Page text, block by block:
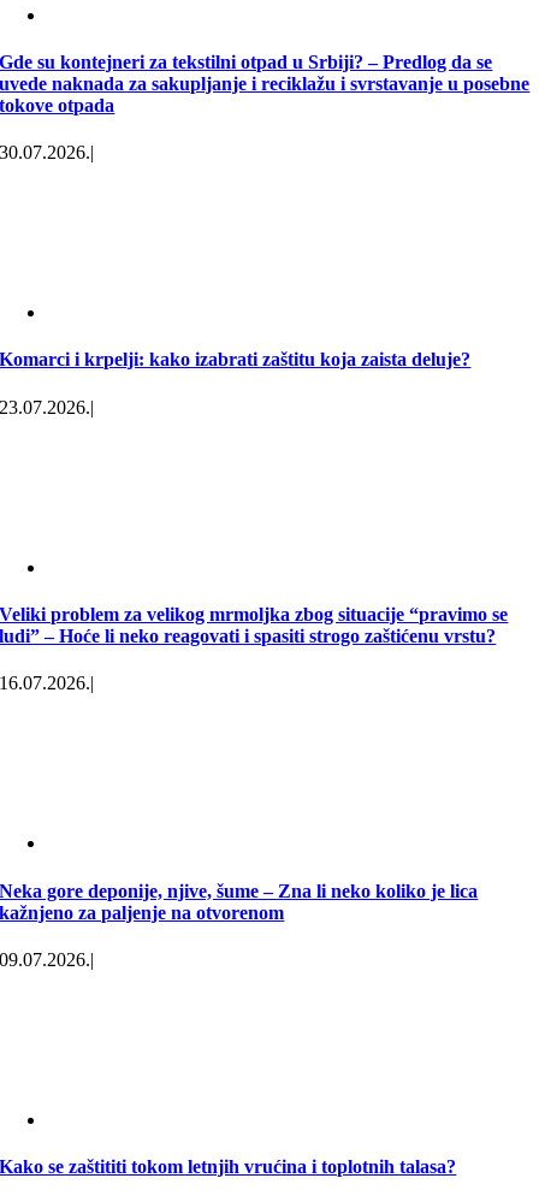
Gde su kontejneri za tekstilni otpad u Srbiji? – Predlog da se
uvede naknada za sakupljanje i reciklažu i svrstavanje u posebne
tokove otpada
30.07.2026.|
Komarci i krpelji: kako izabrati zaštitu koja zaista deluje?
23.07.2026.|
Veliki problem za velikog mrmoljka zbog situacije “pravimo se
ludi” – Hoće li neko reagovati i spasiti strogo zaštićenu vrstu?
16.07.2026.|
Neka gore deponije, njive, šume – Zna li neko koliko je lica
kažnjeno za paljenje na otvorenom
09.07.2026.|
Kako se zaštititi tokom letnjih vrućina i toplotnih talasa?